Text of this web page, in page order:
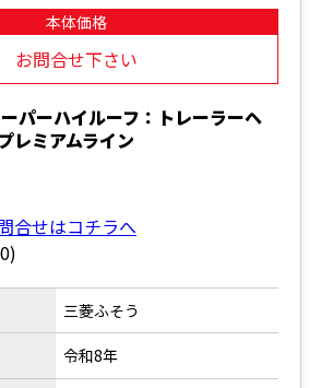
本体価格
お問合せ下さい
パーハイルーフ：トレーラーヘ
レミアムライン
合せはコチラへ
三菱ふそう
令和8年